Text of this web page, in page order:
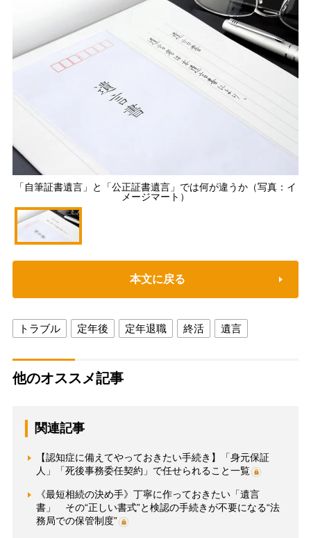
「自筆証書遺言」と「公正証書遺言」では何が違うか（写真：イ
メージマート）
本文に戻る
トラブル 定年後 定年退職 終活 遺言
他のオススメ記事
関連記事
【認知症に備えてやっておきたい手続き】「身元保証
人」「死後事務委任契約」で任せられること一覧
《最短相続の決め手》丁寧に作っておきたい「遺言
書」 その“正しい書式”と検認の手続きが不要になる“法
務局での保管制度”